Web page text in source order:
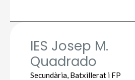
IES Josep M.
Quadrado
Secundària, Batxillerat i FP